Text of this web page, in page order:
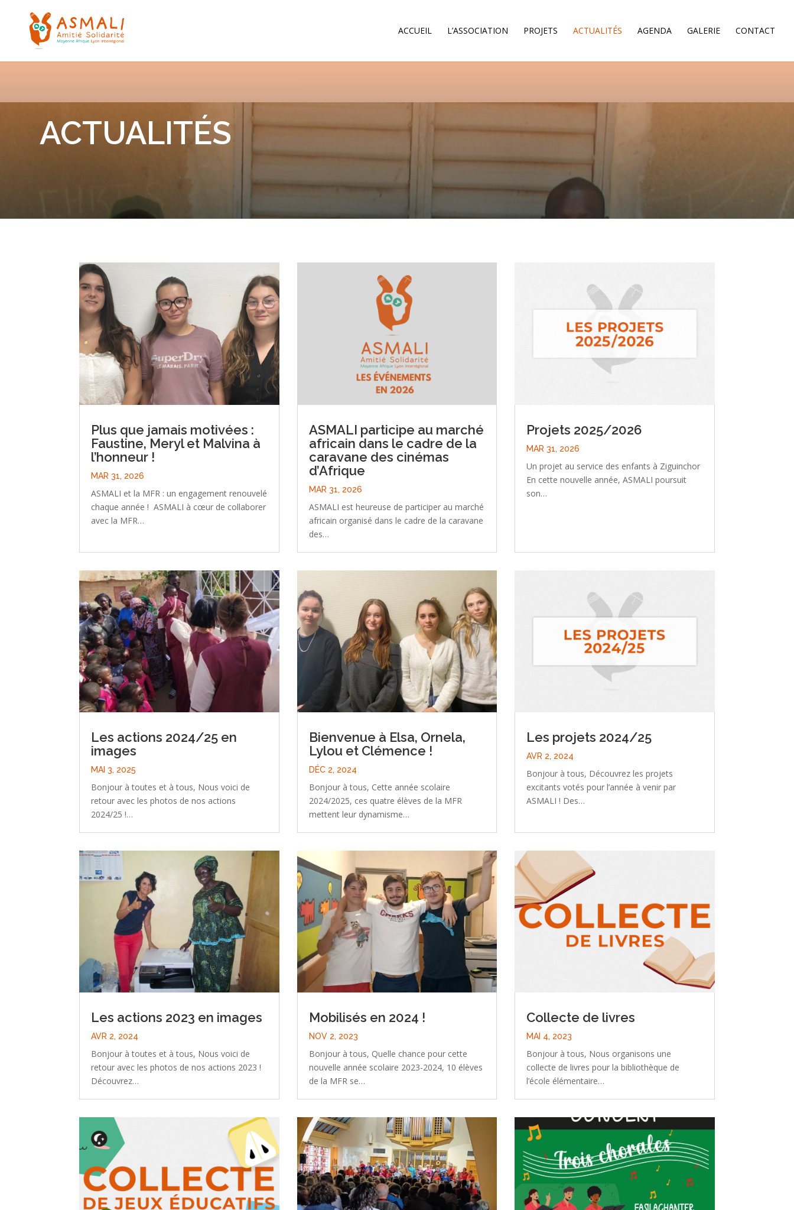
ACCUEIL L’ASSOCIATION PROJETS ACTUALITÉS AGENDA GALERIE CONTACT
ACTUALITÉS
Plus que jamais motivées :
Faustine, Meryl et Malvina à
l’honneur !
MAR 31, 2026
ASMALI et la MFR : un engagement renouvelé
chaque année ! ASMALI à cœur de collaborer
avec la MFR…
ASMALI participe au marché
africain dans le cadre de la
caravane des cinémas
d’Afrique
MAR 31, 2026
ASMALI est heureuse de participer au marché
africain organisé dans le cadre de la caravane
des…
Projets 2025/2026
MAR 31, 2026
Un projet au service des enfants à Ziguinchor
En cette nouvelle année, ASMALI poursuit
son…
Les actions 2024/25 en
images
MAI 3, 2025
Bonjour à toutes et à tous, Nous voici de
retour avec les photos de nos actions
2024/25 !…
Bienvenue à Elsa, Ornela,
Lylou et Clémence !
DÉC 2, 2024
Bonjour à tous, Cette année scolaire
2024/2025, ces quatre élèves de la MFR
mettent leur dynamisme…
Les projets 2024/25
AVR 2, 2024
Bonjour à tous, Découvrez les projets
excitants votés pour l’année à venir par
ASMALI ! Des…
Les actions 2023 en images
AVR 2, 2024
Bonjour à toutes et à tous, Nous voici de
retour avec les photos de nos actions 2023 !
Découvrez…
Mobilisés en 2024 !
NOV 2, 2023
Bonjour à tous, Quelle chance pour cette
nouvelle année scolaire 2023-2024, 10 élèves
de la MFR se…
Collecte de livres
MAI 4, 2023
Bonjour à tous, Nous organisons une
collecte de livres pour la bibliothèque de
l’école élémentaire…